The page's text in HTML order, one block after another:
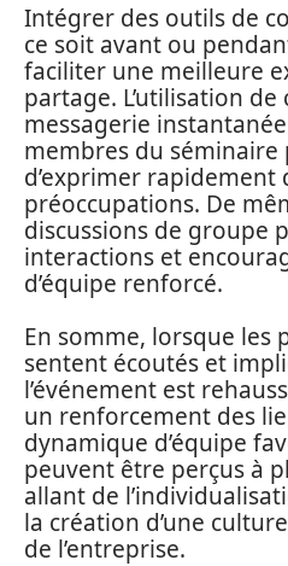
Intégrer des outils de
ce soit avant ou
faciliter une meilleure
partage. L’utilisation de
messagerie
membres du
d’exprimer rapidement
préoccupations. De
discussions de groupe
interactions et
d’équipe renforcé.
En somme, lorsque les
sentent écoutés et
l’événement est
un renforcement des
dynamique d’équipe
peuvent être perçus à
allant de
la création d’une
de l’entreprise.